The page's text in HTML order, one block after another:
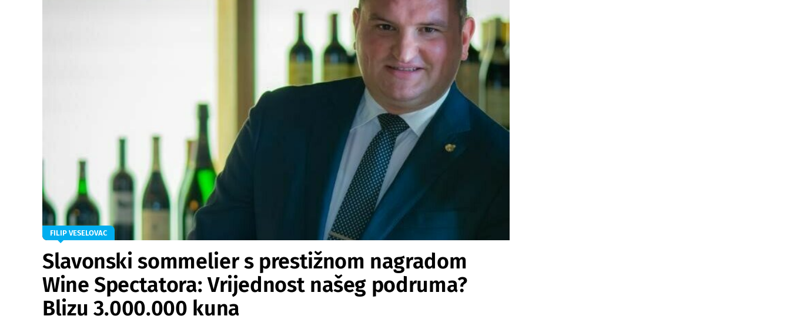
FILIP VESELOVAC
Slavonski sommelier s prestižnom nagradom
Wine Spectatora: Vrijednost našeg podruma?
Blizu 3.000.000 kuna